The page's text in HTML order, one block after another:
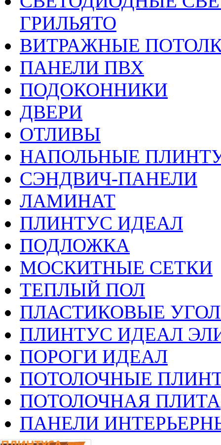
ГРИЛЬЯТО
ВИТРАЖНЫЕ
ПАНЕЛИ ПВХ
ПОДОКОННИКИ
ДВЕРИ
ОТЛИВЫ
НАПОЛЬНЫЕ
СЭНДВИЧ-ПАНЕЛИ
ЛАМИНАТ
ПЛИНТУС ИДЕАЛ
ПОДЛОЖКА
МОСКИТНЫЕ СЕТКИ
ТЕПЛЫЙ ПОЛ
ПЛАСТИКОВЫЕ
ПЛИНТУС ИДЕАЛ
ПОРОГИ ИДЕАЛ
ПОТОЛОЧНЫЕ
ПОТОЛОЧНАЯ ПЛИТА
ПАНЕЛИ